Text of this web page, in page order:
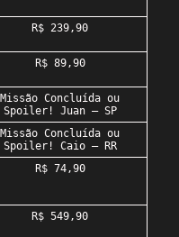
R$ 239,90
R$ 89,90
Missão Concluída ou
Spoiler! Juan – SP
Missão Concluída ou
Spoiler! Caio – RR
R$ 74,90
R$ 549,90